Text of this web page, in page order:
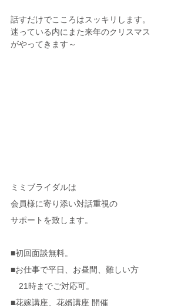
話すだけでこころはスッキリします。
迷っている内にまた来年のクリスマス
がやってきます～
ミミブライダルは
会員様に寄り添い対話重視の
サポートを致します。
■初回面談無料。
■お仕事で平日、お昼間、難しい方
21時までご対応可。
■花嫁講座、花婿講座 開催